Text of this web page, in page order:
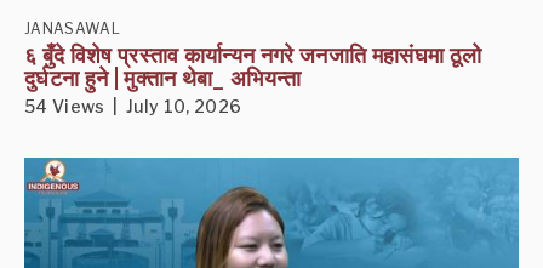
JANASAWAL
६ बुँदे विशेष प्रस्ताव कार्यान्यन नगरे जनजाति महासंघमा ठूलो
दुर्घटना हुने | मुक्तान थेबा_ अभियन्ता
54 Views | July 10, 2026